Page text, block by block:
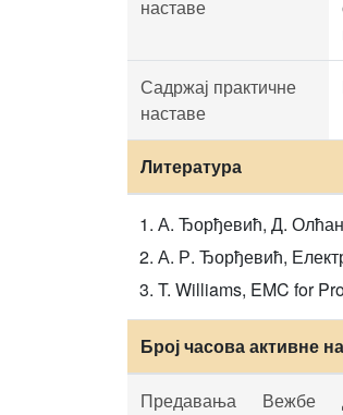
наставе
Садржај практичне
наставе
Литература
А. Ђорђевић, Д.
А. Р. Ђорђевић,
T. Williams, EMC for
Број часова активне
Предавања Вежбе